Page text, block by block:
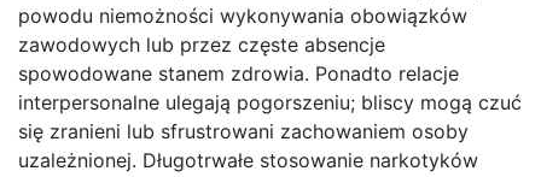
powodu niemożności wykonywania obowiązków
zawodowych lub przez częste absencje
spowodowane stanem zdrowia. Ponadto relacje
interpersonalne ulegają pogorszeniu; bliscy mogą czuć
się zranieni lub sfrustrowani zachowaniem osoby
uzależnionej. Długotrwałe stosowanie narkotyków